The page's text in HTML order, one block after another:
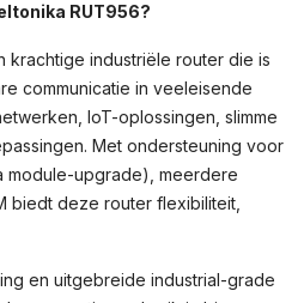
RUT956?
krachtige industriële router die is
communicatie in veeleisende
IoT-oplossingen, slimme
Met ondersteuning voor
module-upgrade), meerdere
biedt deze router flexibiliteit,
en uitgebreide industrial-grade